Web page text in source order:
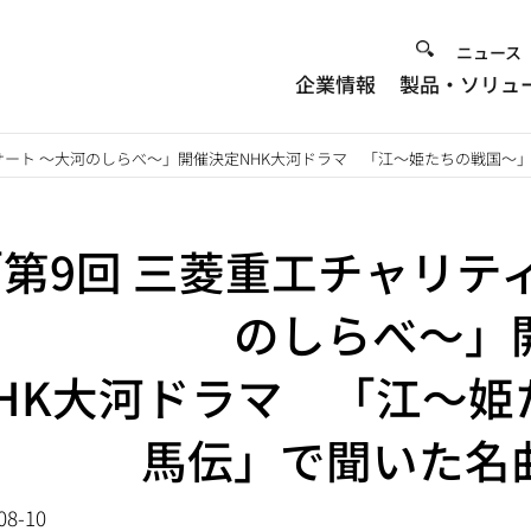
ニュース
企業情報 製品・ソリュ
ート ～大河のしらべ～」開催決定NHK大河ドラマ 「江～姫たちの戦国
9回 三菱重工チャリテ
のしらべ～」
大河ドラマ 「江～
馬伝」で聞いた
10